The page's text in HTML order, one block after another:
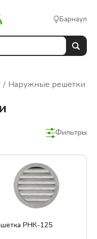
Барнаул
Наружные решетки
Фильтры
РНК-125